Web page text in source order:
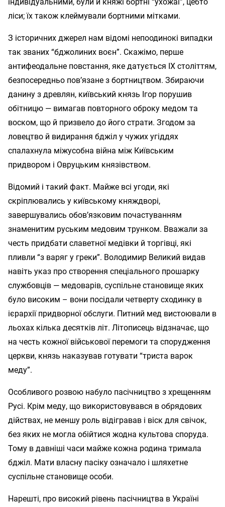
ліси; їх також клеймували бортними мітками.
З історичних джерел нам відомі непоодинокі випадки
так званих “бджолиних воєн”. Скажімо, перше
антифеодальне повстання, яке датується IX століттям,
безпосередньо пов’язане з бортництвом. Збираючи
данину з древлян, київський князь Ігор порушив
обітницю — вимагав повторного оброку медом та
воском, що й призвело до його страти. Згодом за
ловецтво й видирання бджіл у чужих угіддях
спалахнула міжусобна війна між Київським
придвором і Овруцьким князівством.
Відомий і такий факт. Майже всі угоди, які
скріплювались у київському княждворі,
завершувались обов’язковим почастуванням
знаменитим руським медовим трунком. Вважали за
честь придбати славетної медівки й торгівці, які
пливли “з варяг у греки”. Володимир Великий видав
навіть указ про створення спеціального прошарку
службовців — медоварів, суспільне становище яких
було високим – вони посідали четверту сходинку в
ієрархії придворної обслуги. Питний мед вистоювали в
льохах кілька десятків літ. Літописець відзначає, що
на честь кожної військової перемоги та спорудження
церкви, князь наказував готувати “триста варок
меду”.
Особливого розвою набуло пасічництво з хрещенням
Русі. Крім меду, що використовувався в обрядових
дійствах, не меншу роль відігравав і віск для свічок,
без яких не могла обійтися жодна культова споруда.
Тому в давніші часи майже кожна родина тримала
бджіл. Мати власну пасіку означало і шляхетне
суспільне становище особи.
Нарешті, про високий рівень пасічництва в Україні